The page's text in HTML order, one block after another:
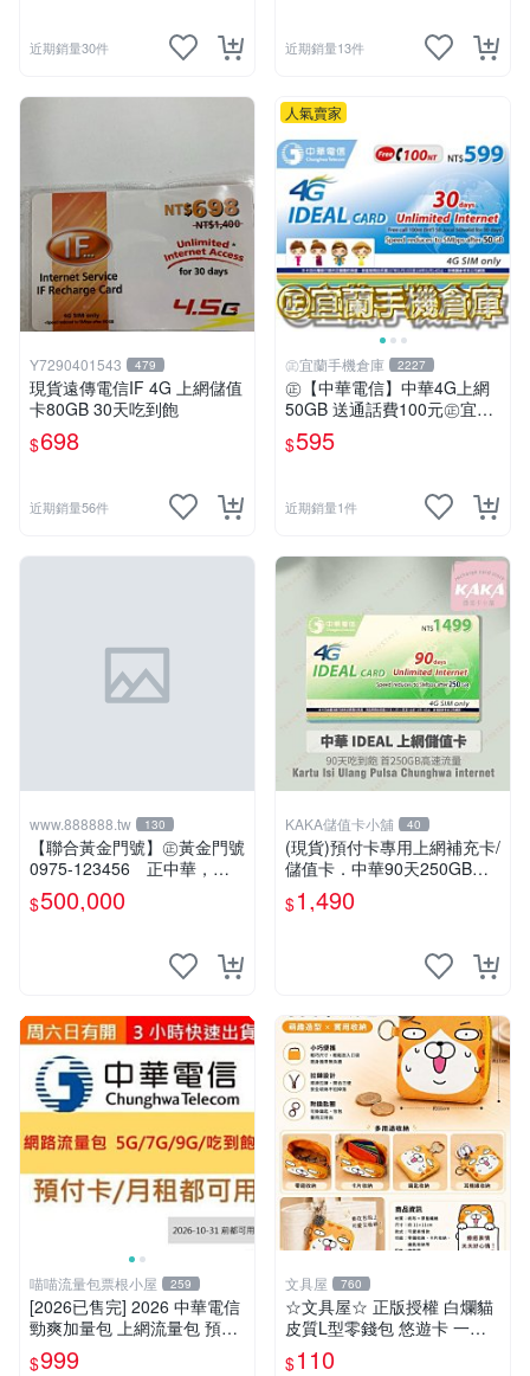
近期銷量30件 近期銷量13件
Y7290401543 479
現貨遠傳電信IF 4G 上網儲值
卡80GB 30天吃到飽
$698
近期銷量56件
人氣賣家
㊣宜蘭手機倉庫 2227
㊣【中華電信】中華4G上網
50GB 送通話費100元㊣宜蘭
手機倉庫
$595
近期銷量1件
www.888888.tw 130
【聯合黃金門號】㊣黃金門號
0975-123456 正中華，六
順號，順啦！！(可刷卡)
$500,000
KAKA儲值卡小舖 40
(現貨)預付卡專用上網補充卡/
儲值卡．中華90天250GB．
上網吃到飽．如意卡 IDEAL1
499 [KAKA儲值卡小舖]
$1,490
喵喵流量包票根小屋 259
[2026已售完] 2026 中華電信
勁爽加量包 上網流量包 預付
卡可用 5G/7G/9G 30天吃到
飽 網路流量
$999
文具屋 760
☆文具屋☆ 正版授權 白爛貓
皮質L型零錢包 悠遊卡 一卡
通 零錢包
$110